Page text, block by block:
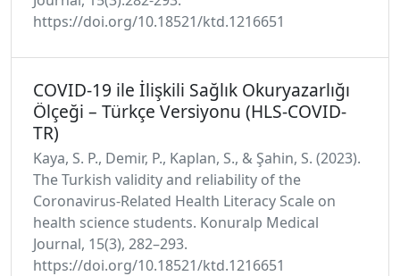
https://doi.org/10.18521/ktd.1216651
COVID-19 ile İlişkili Sağlık Okuryazarlığı
Ölçeği – Türkçe Versiyonu (HLS-COVID-
TR)
Kaya, S. P., Demir, P., Kaplan, S., & Şahin, S. (2023).
The Turkish validity and reliability of the
Coronavirus-Related Health Literacy Scale on
health science students. Konuralp Medical
Journal, 15(3), 282–293.
https://doi.org/10.18521/ktd.1216651